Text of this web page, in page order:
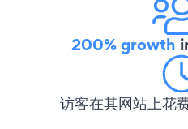
200% growth
访客在其网站上花